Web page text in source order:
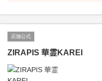
店舗公式
ZIRAPIS 華霊KAREI